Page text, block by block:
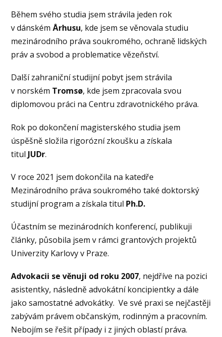
Během svého studia jsem strávila jeden rok
v dánskémÅrhusu, kde jsem se věnovala studiu
mezinárodního práva soukromého, ochraně lidských
práv a svobod a problematice vězeňství.
Další zahraniční studijní pobyt jsem strávila
v norském Tromsø, kde jsem zpracovala svou
diplomovou práci na Centru zdravotnického práva.
Rok po dokončení magisterského studia jsem
úspěšně složila rigorózní zkoušku a získala
titul JUDr.
V roce 2021 jsem dokončila na katedře
Mezinárodního práva soukromého také doktorský
studijní program a získala titul Ph.D.
Účastním se mezinárodních konferencí, publikuji
články, působila jsem v rámci grantových projektů
Univerzity Karlovy v Praze.
Advokacii se věnuji od roku 2007, nejdříve na pozici
asistentky, následně advokátní koncipientky a dále
jako samostatné advokátky. Ve své praxi se nejčastěji
zabývám právem občanským, rodinným a pracovním.
Nebojím se řešit případy i z jiných oblastí práva.